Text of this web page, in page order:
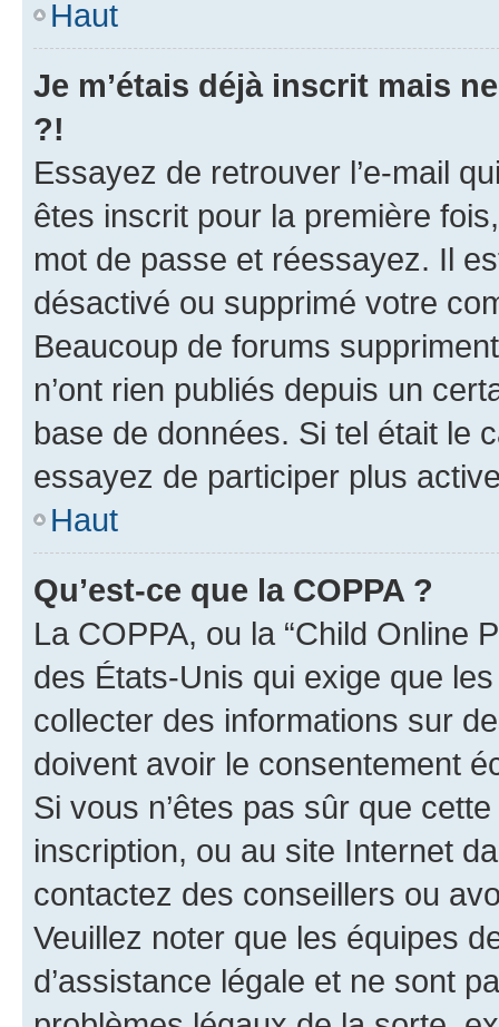
Haut
Je m’étais déjà inscrit mais
?!
Essayez de retrouver l’e-mail
êtes inscrit pour la première
mot de passe et réessayez. Il
désactivé ou supprimé votre
Beaucoup de forums
n’ont rien publiés depuis un
base de données. Si tel était le
essayez de participer plus
Haut
Qu’est-ce que la COPPA ?
La COPPA, ou la “Child Online
des États-Unis qui exige que
collecter des informations sur
doivent avoir le consentement
Si vous n’êtes pas sûr que
inscription, ou au site Internet
contactez des conseillers ou
Veuillez noter que les équipes
d’assistance légale et ne sont